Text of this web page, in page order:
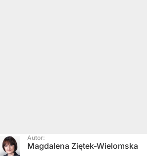
Autor:
Magdalena Ziętek-Wielomska